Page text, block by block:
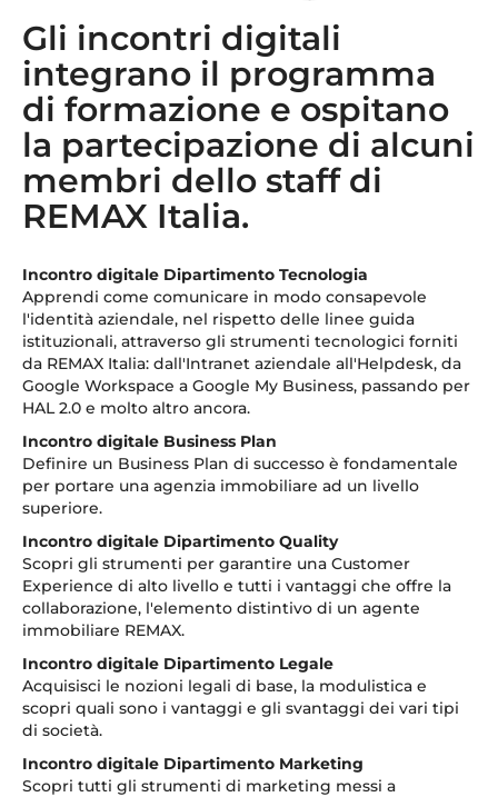
Gli incontri digitali
integrano il programma
di formazione e ospitano
la partecipazione di alcuni
membri dello staff di
REMAX Italia.
Incontro digitale Dipartimento Tecnologia
Apprendi come comunicare in modo consapevole
l'identità aziendale, nel rispetto delle linee guida
istituzionali, attraverso gli strumenti tecnologici forniti
da REMAX Italia: dall'Intranet aziendale all'Helpdesk, da
Google Workspace a Google My Business, passando per
HAL 2.0 e molto altro ancora.
Incontro digitale Business Plan
Definire un Business Plan di successo è fondamentale
per portare una agenzia immobiliare ad un livello
superiore.
Incontro digitale Dipartimento Quality
Scopri gli strumenti per garantire una Customer
Experience di alto livello e tutti i vantaggi che offre la
collaborazione, l'elemento distintivo di un agente
immobiliare REMAX.
Incontro digitale Dipartimento Legale
Acquisisci le nozioni legali di base, la modulistica e
scopri quali sono i vantaggi e gli svantaggi dei vari tipi
di società.
Incontro digitale Dipartimento Marketing
Scopri tutti gli strumenti di marketing messi a